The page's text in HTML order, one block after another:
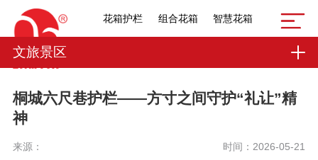
花箱护栏 组合花箱 智慧花箱
文旅景区
桐城六尺巷护栏——方寸之间守护“礼让”精
神
来源： 时间：2026-05-21